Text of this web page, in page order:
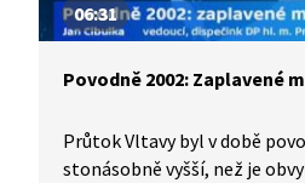
06:31
Povodně 2002: Zaplavené
Průtok Vltavy byl v době
stonásobně vyšší, než je